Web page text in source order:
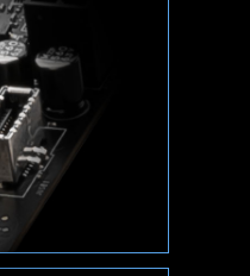
prédéfini pour
un overclocking de
compatible.
votre BIOS en
l'utilitaire CMOS.
MONITOR